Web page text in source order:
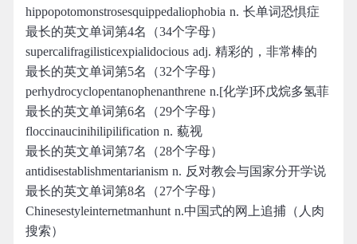
hippopotomonstrosesquippedaliophobia n. 长单词恐惧症
最长的英文单词第4名（34个字母）
supercalifragilisticexpialidocious adj. 精彩的，非常棒的
最长的英文单词第5名（32个字母）
perhydrocyclopentanophenanthrene n.[化学]环戊烷多氢菲
最长的英文单词第6名（29个字母）
floccinaucinihilipilification n. 藐视
最长的英文单词第7名（28个字母）
antidisestablishmentarianism n. 反对教会与国家分开学说
最长的英文单词第8名（27个字母）
Chinesestyleinternetmanhunt n.中国式的网上追捕（人肉
搜索）